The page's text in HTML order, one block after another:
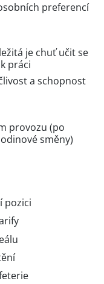
preferencí
je chuť učit se
práci
a schopnost
provozu (po
směny)
pozici